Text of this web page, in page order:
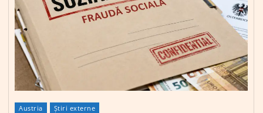
Austria Știri externe